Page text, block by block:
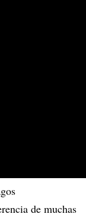
de muchas